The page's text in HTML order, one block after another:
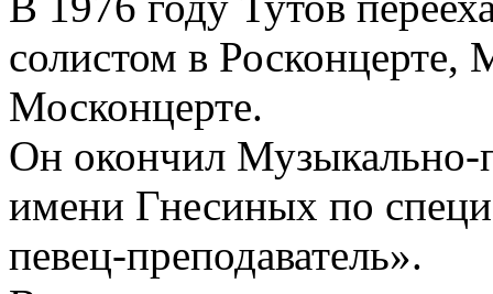
солистом в
Москонцерте.
Он окончил Музыкально-
имени Гнесиных по
певец-преподаватель».